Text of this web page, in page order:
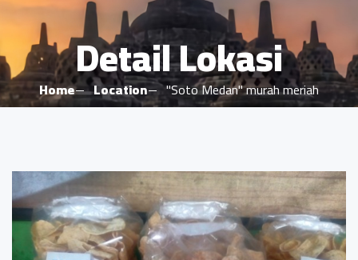
Detail Lokasi
Home Location "Soto Medan" murah meriah